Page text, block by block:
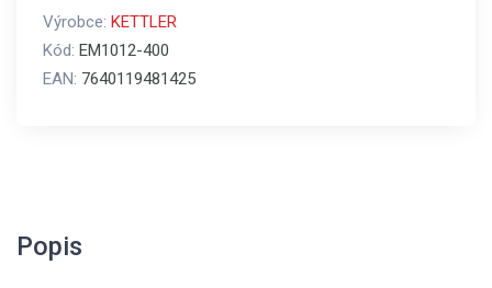
Výrobce: KETTLER
Kód: EM1012-400
EAN: 7640119481425
Popis